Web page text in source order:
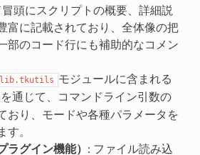
冒頭にスクリプトの概要、詳細説
富に記載されており、全体像の把
部のコード行にも補助的なコメン
モジュールに含まれる
通じて、コマンドライン引数の
おり、モードや各種パラメータを
す。
ラグイン機能） : ファイル読み込